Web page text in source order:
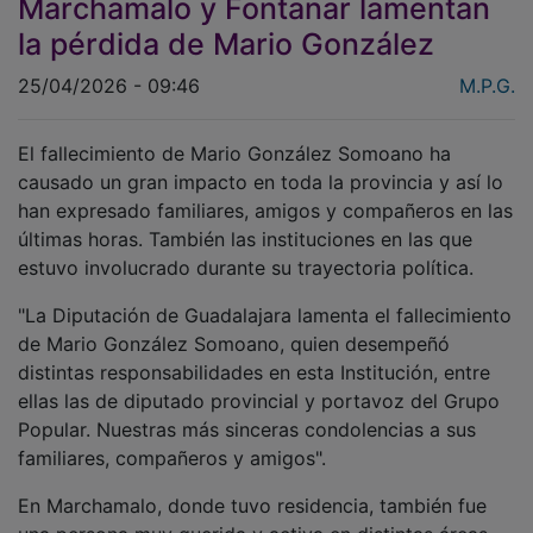
la pérdida de Mario González
25/04/2026 - 09:46
causado un gran impacto en toda la provincia y así lo
han expresado familiares, amigos y compañeros en las
últimas horas. También las instituciones en las que
estuvo involucrado durante su trayectoria política.
de Mario González Somoano, quien desempeñó
distintas responsabilidades en esta Institución, entre
ellas las de diputado provincial y portavoz del Grupo
Popular. Nuestras más sinceras condolencias a sus
familiares, compañeros y amigos".
una persona muy querida y activa en distintas áreas.